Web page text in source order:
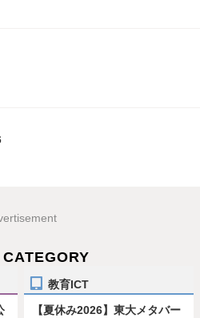
教育ICT
【夏休み2026】東大メタバー